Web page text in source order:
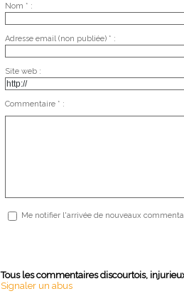
Nom * :
Adresse email (non publiée) * :
Site web :
Commentaire * :
Me notifier l'arrivée de nouveaux
Tous les commentaires discourtois,
Signaler un abus